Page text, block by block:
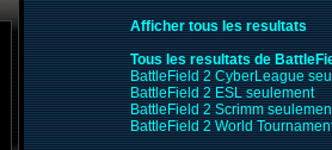
Afficher tous les resultats
Tous les resultats de
BattleField 2 CyberLeague
BattleField 2 ESL seulement
BattleField 2 Scrimm
BattleField 2 World